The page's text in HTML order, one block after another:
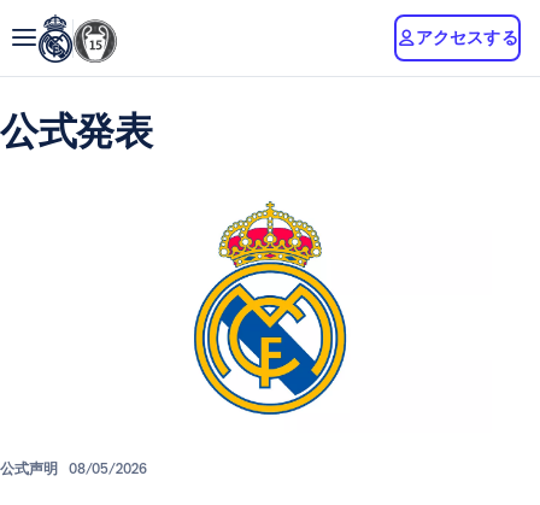
アクセスする
公式発表
公式声明 08/05/2026